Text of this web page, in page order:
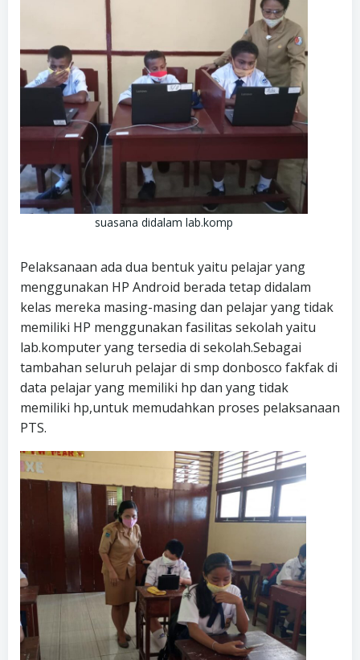
suasana didalam lab.komp
Pelaksanaan ada dua bentuk yaitu pelajar yang
menggunakan HP Android berada tetap didalam
kelas mereka masing-masing dan pelajar yang tidak
memiliki HP menggunakan fasilitas sekolah yaitu
lab.komputer yang tersedia di sekolah.Sebagai
tambahan seluruh pelajar di smp donbosco fakfak di
data pelajar yang memiliki hp dan yang tidak
memiliki hp,untuk memudahkan proses pelaksanaan
PTS.